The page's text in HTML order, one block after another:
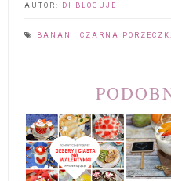
AUTOR: DI BLOGUJE
BANAN CZARNA